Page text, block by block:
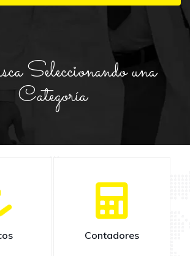
Seleccionando una
Categoría
Contadores